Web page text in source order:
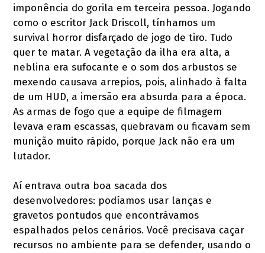
imponência do gorila em terceira pessoa. Jogando
como o escritor Jack Driscoll, tínhamos um
survival horror disfarçado de jogo de tiro. Tudo
quer te matar. A vegetação da ilha era alta, a
neblina era sufocante e o som dos arbustos se
mexendo causava arrepios, pois, alinhado à falta
de um HUD, a imersão era absurda para a época.
As armas de fogo que a equipe de filmagem
levava eram escassas, quebravam ou ficavam sem
munição muito rápido, porque Jack não era um
lutador.
Aí entrava outra boa sacada dos
desenvolvedores: podíamos usar lanças e
gravetos pontudos que encontrávamos
espalhados pelos cenários. Você precisava caçar
recursos no ambiente para se defender, usando o